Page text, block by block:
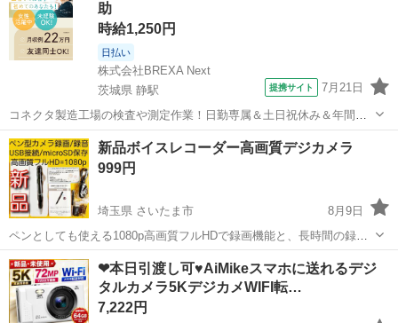
助
時給1,250円
日払い
株式会社BREXA Next
茨城県 静駅
提携サイト 7月21日
コネクタ製造工場の検査や測定作業！日勤専属＆土日祝休み＆年間休
日128日★クリーンルーム内作業★マイカー通勤OK＆無料駐車場あり
★就業先食堂利用可！日払い制度あり！《茨城県常陸大宮市》 人気の
工場のお仕事 ◇コネクタ製造工...
茨城 常陸大宮市 静駅 その他
新品ボイスレコーダー高画質デジカメラ
999円
埼玉県 さいたま市
8月9日
ペンとしても使える1080p高画質フルHDで録画機能と、長時間の録音
機能を備えたカメラ付きボールペンです。
埼玉 さいたま市 カメラ Switch
❤本日引渡し可♥AiMikeスマホに送れるデジ
タルカメラ5KデジカメWIFI転…
7,222円